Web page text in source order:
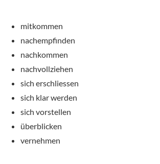
mitkommen
nachempfinden
nachkommen
nachvollziehen
sich erschliessen
sich klar werden
sich vorstellen
überblicken
vernehmen